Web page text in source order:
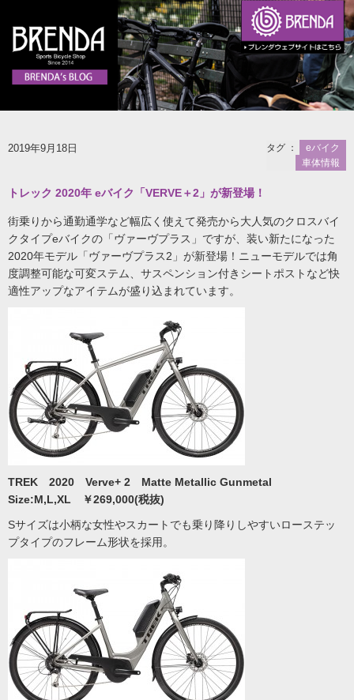
2019年9月18日 タグ ：
eバイク
車体情報
トレック 2020年 eバイク「VERVE＋2」が新登場！
街乗りから通勤通学など幅広く使えて発売から大人気のクロスバイ
クタイプeバイクの「ヴァーヴプラス」ですが、装い新たになった
2020年モデル「ヴァーヴプラス2」が新登場！ニューモデルでは角
度調整可能な可変ステム、サスペンション付きシートポストなど快
適性アップなアイテムが盛り込まれています。
TREK 2020 Verve+ 2 Matte Metallic Gunmetal
Size:M,L,XL ￥269,000(税抜)
Sサイズは小柄な女性やスカートでも乗り降りしやすいローステッ
プタイプのフレーム形状を採用。